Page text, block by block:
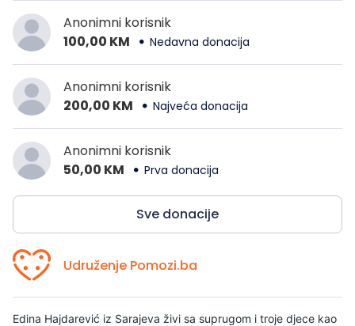
Anonimni korisnik
100,00 KM
Nedavna donacija
Anonimni korisnik
200,00 KM
Najveća donacija
Anonimni korisnik
50,00 KM
Prva donacija
Sve donacije
Udruženje Pomozi.ba
Edina Hajdarević iz Sarajeva živi sa suprugom i troje djece kao